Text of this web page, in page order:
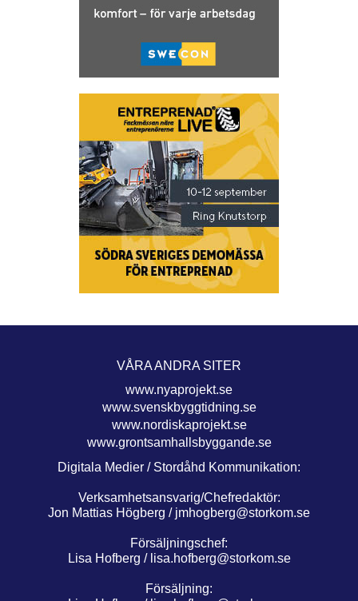
VÅRA ANDRA SITER
www.nyaprojekt.se
www.svenskbyggtidning.se
www.nordiskaprojekt.se
www.grontsamhallsbyggande.se
Digitala Medier / Stordåhd Kommunikation:
Verksamhetsansvarig/Chefredaktör:
Jon Mattias Högberg / jmhogberg@storkom.se
Försäljningschef:
Lisa Hofberg / lisa.hofberg@storkom.se
Försäljning: